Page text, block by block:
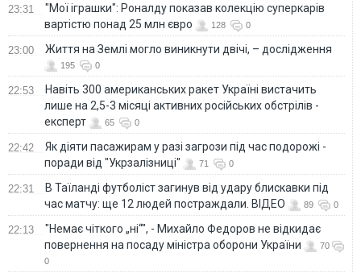
23:31
"Мої іграшки": Роналду показав колекцію суперкарів
вартістю понад 25 млн євро
128 0
23:00 Життя на Землі могло виникнути двічі, – дослідження
195 0
22:53
Навіть 300 американських ракет Україні вистачить
лише на 2,5-3 місяці активних російських обстрілів -
експерт
65 0
22:42
Як діяти пасажирам у разі загрози під час подорожі -
поради від "Укрзалізниці"
71 0
22:31
В Таїланді футболіст загинув від удару блискавки під
час матчу: ще 12 людей постраждали. ВІДЕО
89 0
22:13
"Немає чіткого „ні“", - Михайло Федоров не відкидає
повернення на посаду міністра оборони України
70
0